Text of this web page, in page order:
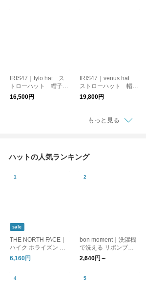
IRIS47｜fyto hat ス
トローハット 帽子
日よけ対策
16,500円
IRIS47｜venus hat
ストローハット 帽
子 日よけ対策
19,800円
もっと見る
ハットの人気ランキング
sale
THE NORTH FACE｜
ハイク ホライズン ハ
ット 帽子 HIKE Horizo
n Hat nn02646
6,160円
bon moment｜洗濯機
で洗える リボンブレ
ードハット紫外線9
9％カット 帽子
2,640円～